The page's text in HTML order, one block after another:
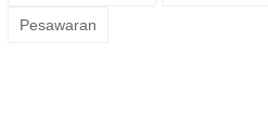
Pesawaran